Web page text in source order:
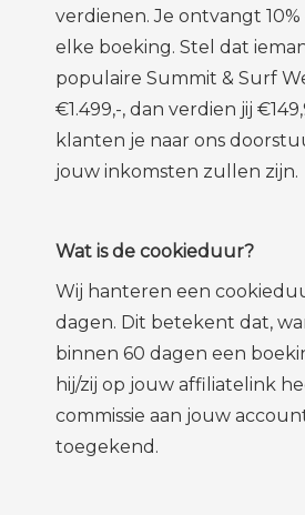
verdienen. Je ontvangt 10%
elke boeking. Stel dat
populaire Summit & Surf
€1.499,-, dan verdien jij
klanten je naar ons
jouw inkomsten zullen zijn.
Wat is de cookieduur?
Wij hanteren een
dagen. Dit betekent dat,
binnen 60 dagen een
hij/zij op jouw affiliatelink
commissie aan jouw
toegekend.